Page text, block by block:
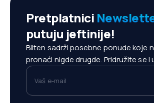
Pretplatnici
putuju jeftinije!
Bilten sadrži posebne ponude koje
pronaći nigde drugde. Pridružite se i
Vaš e-mail